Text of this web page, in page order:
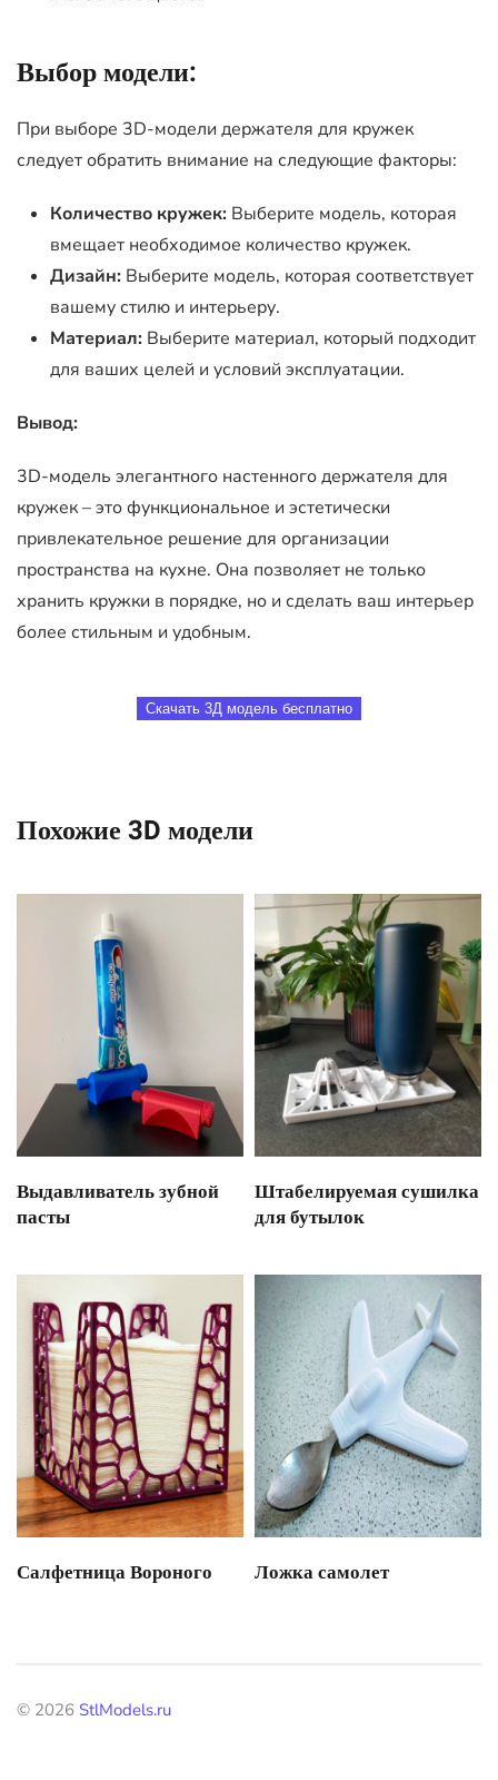
Выбор модели:
При выборе 3D-модели держателя для кружек
следует обратить внимание на следующие факторы:
Количество кружек: Выберите модель, которая
вмещает необходимое количество кружек.
Дизайн: Выберите модель, которая соответствует
вашему стилю и интерьеру.
Материал: Выберите материал, который подходит
для ваших целей и условий эксплуатации.
Вывод:
3D-модель элегантного настенного держателя для
кружек – это функциональное и эстетически
привлекательное решение для организации
пространства на кухне. Она позволяет не только
хранить кружки в порядке, но и сделать ваш интерьер
более стильным и удобным.
Скачать 3Д модель бесплатно
Похожие 3D модели
Выдавливатель зубной
пасты
Штабелируемая сушилка
для бутылок
Салфетница Вороного Ложка самолет
© 2026 StlModels.ru